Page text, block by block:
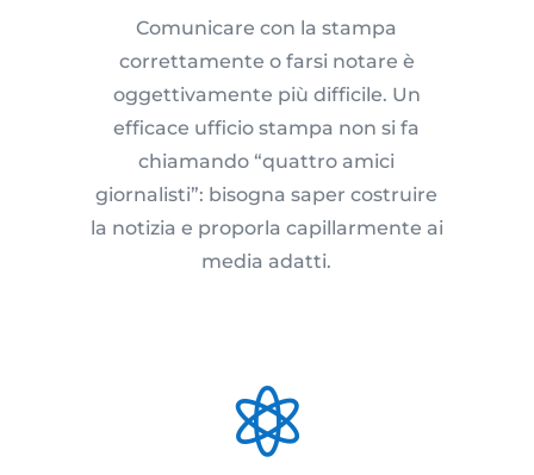
Comunicare con la stampa
correttamente o farsi notare è
oggettivamente più difficile. Un
efficace ufficio stampa non si fa
chiamando “quattro amici
giornalisti”: bisogna saper costruire
la notizia e proporla capillarmente ai
media adatti.
